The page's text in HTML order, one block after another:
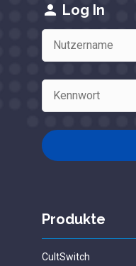
Produkte
CultSwitch
person Log In